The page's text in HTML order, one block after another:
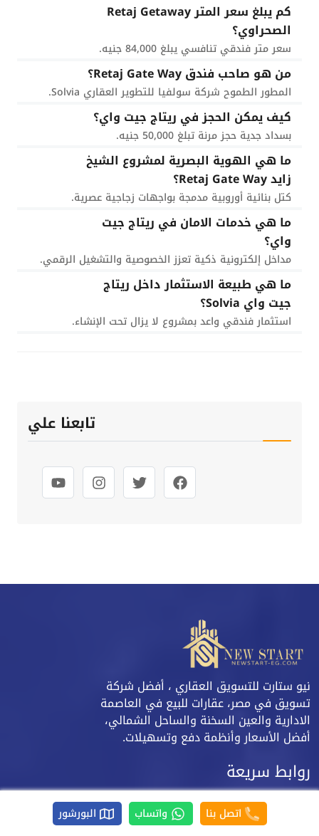
كم يبلغ سعر المتر Retaj Getaway
الصحراوي؟
سعر متر فندقي تنافسي يبلغ 84,000 جنيه.
من هو صاحب فندق Retaj Gate Way؟
المطور الطموح شركة سولفيا للتطوير العقاري Solvia.
كيف يمكن الحجز في ريتاج جيت واي؟
بسداد جدية حجز مرنة تبلغ 50,000 جنيه.
ما هي الهوية البصرية لمشروع الشيخ
زايد Retaj Gate Way؟
كتل بنائية أوروبية مدمجة بواجهات زجاجية عصرية.
ما هي خدمات الامان في ريتاج جيت
واي؟
مداخل إلكترونية ذكية تعزز الخصوصية والتشغيل الرقمي.
ما هي طبيعة الاستثمار داخل ريتاج
جيت واي Solvia؟
استثمار فندقي واعد بمشروع لا يزال تحت الإنشاء.
تابعنا علي
نيو ستارت للتسويق العقاري ، أفضل شركة
تسويق في مصر، عقارات للبيع في العاصمة
الادارية والعين السخنة والساحل الشمالي،
أفضل الأسعار وأنظمة دفع وتسهيلات.
روابط سريعة
مقالات
اتصل بنا واتساب البورشور